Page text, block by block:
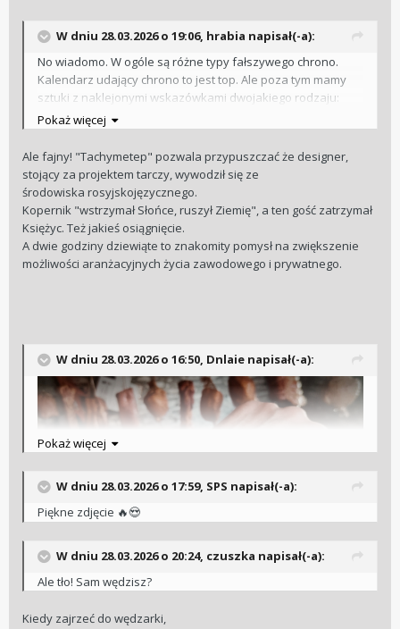
W dniu 28.03.2026 o 19:06, hrabia napisał(-a):
No wiadomo. W ogóle są różne typy fałszywego chrono.
Kalendarz udający chrono to jest top. Ale poza tym mamy
sztuki z naklejonymi wskazówkami dwojakiego rodzaju:
niektóre mają działające przyciski (sprężynka albo
odpowiednio docięty plastik w pierścieniu trzymającym
werk), no i te zabawniejsze, gdzie przyiski są odlane z
szajsmetalu razem z całą kopertą. Dodatkowo można dodać
malowaną fazę księżyca. I pomylić literki na tarczy. I indeksy.
Przykład na zdjęciu. Jeden z najzabawniejszych dziadów w
moim zbiorku. Tachymetep. Godziny IX, X, IX. Seo jako tarcza
sekundy. Pasek z tektury i plastiku. Stała faza księżyca.
Stałe puszery i wskazówki. Cudo za 5 złotych.
Pokaż więcej
Ale fajny! "Tachymetep" pozwala przypuszczać że designer,
stojący za projektem tarczy, wywodził się ze
środowiska rosyjskojęzycznego.
Kopernik "wstrzymał Słońce, ruszył Ziemię", a ten gość zatrzymał
Księżyc. Też jakieś osiągnięcie.
A dwie godziny dziewiąte to znakomity pomysł na zwiększenie
możliwości aranżacyjnych życia zawodowego i prywatnego.
W dniu 28.03.2026 o 16:50, Dnlaie napisał(-a):
Pokaż więcej
W dniu 28.03.2026 o 17:59, SPS napisał(-a):
Piękne zdjęcie 🔥😍
W dniu 28.03.2026 o 20:24, czuszka napisał(-a):
Ale tło! Sam wędzisz?
Kiedy zajrzeć do wędzarki,